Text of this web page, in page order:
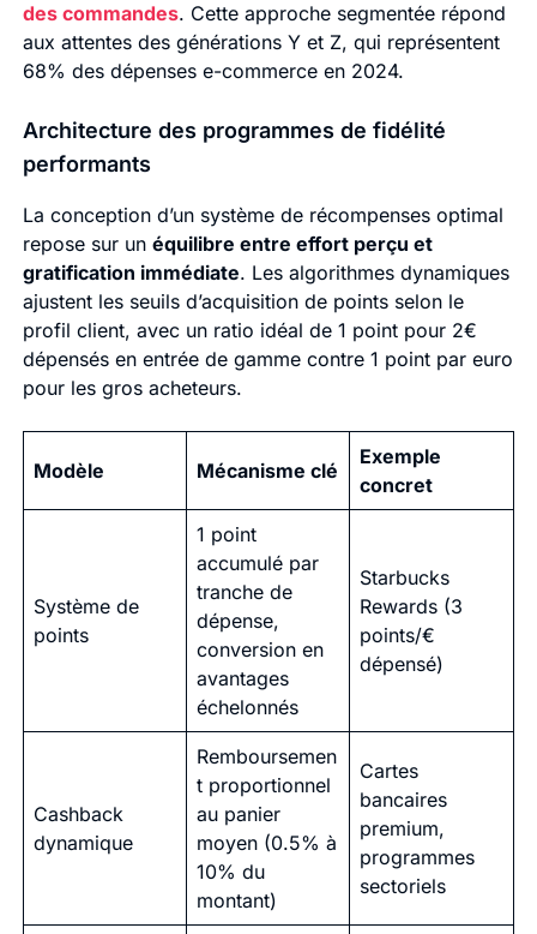
des commandes. Cette approche segmentée répond
aux attentes des générations Y et Z, qui représentent
68% des dépenses e-commerce en 2024.
Architecture des programmes de fidélité
performants
La conception d’un système de récompenses optimal
repose sur un équilibre entre effort perçu et
gratification immédiate. Les algorithmes dynamiques
ajustent les seuils d’acquisition de points selon le
profil client, avec un ratio idéal de 1 point pour 2€
dépensés en entrée de gamme contre 1 point par euro
pour les gros acheteurs.
Modèle Mécanisme clé
Exemple
concret
Système de
points
1 point
accumulé par
tranche de
dépense,
conversion en
avantages
échelonnés
Starbucks
Rewards (3
points/€
dépensé)
Cashback
dynamique
Remboursemen
t proportionnel
au panier
moyen (0.5% à
10% du
montant)
Cartes
bancaires
premium,
programmes
sectoriels